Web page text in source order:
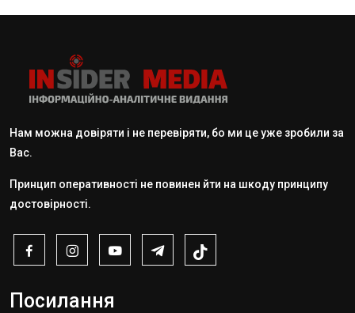
Нам можна довіряти і не перевіряти, бо ми це уже зробили за
Вас.
Принцип оперативності не повинен йти на шкоду принципу
достовірності.
Посилання